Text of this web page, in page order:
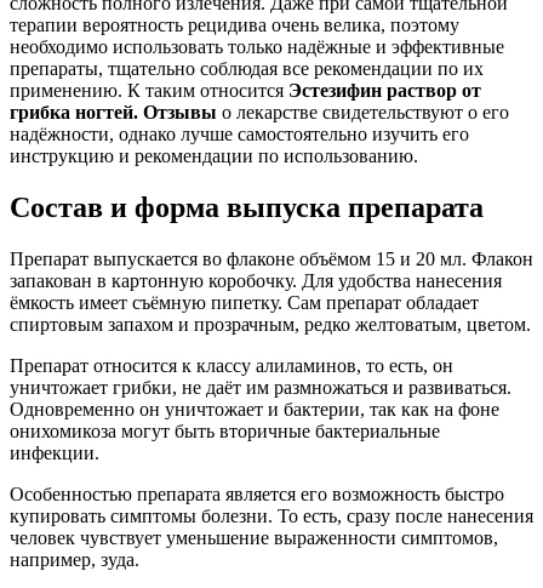
терапии вероятность рецидива очень велика, поэтому
необходимо использовать только надёжные и эффективные
препараты, тщательно соблюдая все рекомендации по их
применению. К таким относится Эстезифин раствор от
грибка ногтей. Отзывы о лекарстве свидетельствуют о его
надёжности, однако лучше самостоятельно изучить его
инструкцию и рекомендации по использованию.
Состав и форма выпуска препарата
Препарат выпускается во флаконе объёмом 15 и 20 мл. Флакон
запакован в картонную коробочку. Для удобства нанесения
ёмкость имеет съёмную пипетку. Сам препарат обладает
спиртовым запахом и прозрачным, редко желтоватым, цветом.
Препарат относится к классу алиламинов, то есть, он
уничтожает грибки, не даёт им размножаться и развиваться.
Одновременно он уничтожает и бактерии, так как на фоне
онихомикоза могут быть вторичные бактериальные
инфекции.
Особенностью препарата является его возможность быстро
купировать симптомы болезни. То есть, сразу после нанесения
человек чувствует уменьшение выраженности симптомов,
например, зуда.